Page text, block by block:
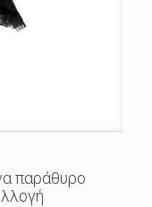
παράθυρο